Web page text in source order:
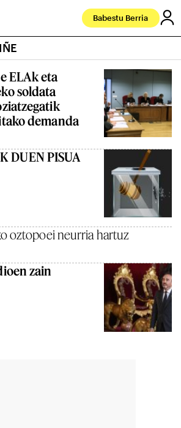
Babestu Berria
ELAk eta
soldata
demanda
DUEN PISUA
oztopoei neurria hartuz
zain